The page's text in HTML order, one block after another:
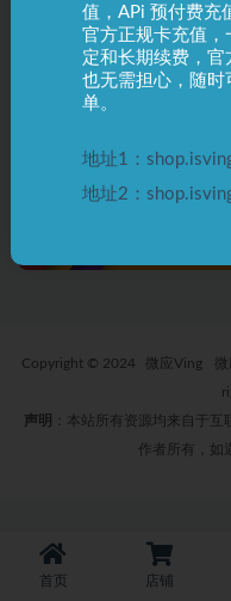
ChatGPT
Manus 账号邮箱激活步骤说
（官方内测邀请码 付费）
Copyright © 2024 微应Ving
声明
：本站所有资源均来自于
作者所有，如
首页 店铺
值，APi 预付费充
官方正规卡充值，
定和长期续费，
也无需担心，随时
单。
地址1：
地址2：